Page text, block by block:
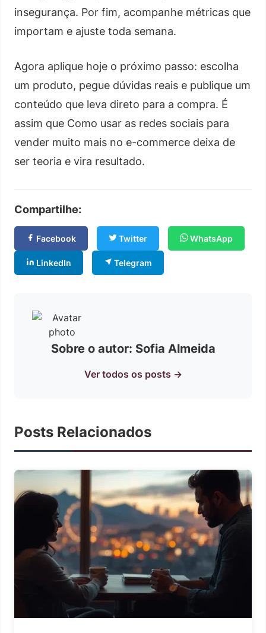
insegurança. Por fim, acompanhe métricas que
importam e ajuste toda semana.
Agora aplique hoje o próximo passo: escolha
um produto, pegue dúvidas reais e publique um
conteúdo que leva direto para a compra. É
assim que Como usar as redes sociais para
vender muito mais no e-commerce deixa de
ser teoria e vira resultado.
Compartilhe:
Facebook Twitter WhatsApp
LinkedIn Telegram
Sobre o autor: Sofia Almeida
Ver todos os posts →
Posts Relacionados